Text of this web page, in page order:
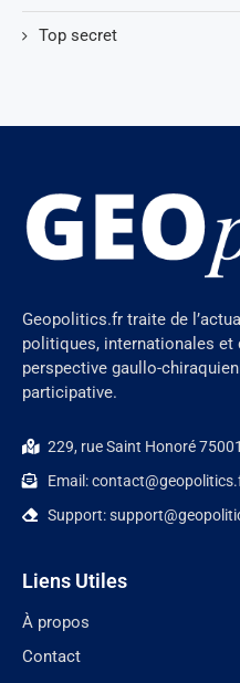
Top secret
Geopolitics.fr traite de
politiques, internationales et
perspective gaullo-
participative.
229, rue Saint Honoré
Email:
Support:
Liens Utiles
À propos
Contact